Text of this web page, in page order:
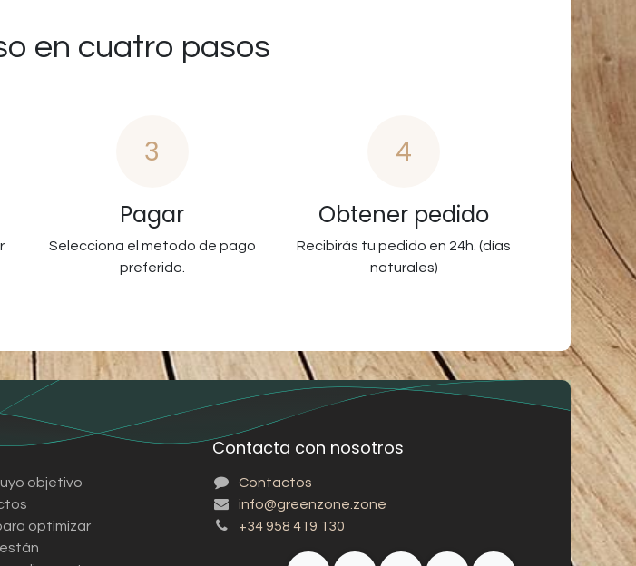
en cuatro pasos
3
Pagar
Selecciona el metodo de pago
preferido.
4
Obtener pedido
Recibirás tu pedido en 24h. (días
naturales)
objetivo
optimizar
Contacta con nosotros
Contactos
info@greenzone.zone
+34 958 419 130